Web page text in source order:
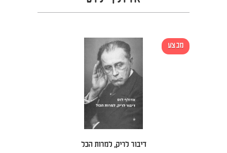
דיבור לריק, למרות הכל
מבצע